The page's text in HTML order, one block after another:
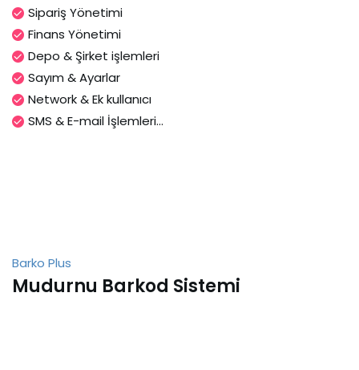
Sipariş Yönetimi
Finans Yönetimi
Depo & Şirket işlemleri
Sayım & Ayarlar
Network & Ek kullanıcı
SMS & E-mail İşlemleri...
Barko Plus
Mudurnu Barkod Sistemi